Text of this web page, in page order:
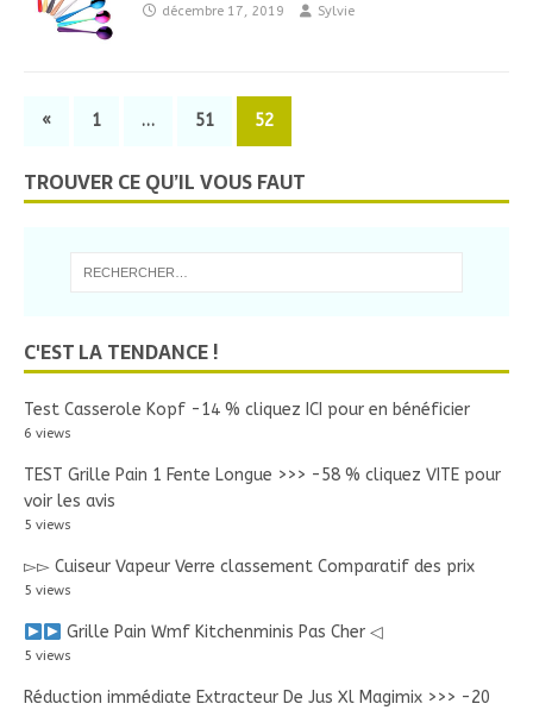
décembre 17, 2019 Sylvie
« 1 … 51 52
TROUVER CE QU’IL VOUS FAUT
C'EST LA TENDANCE !
Test Casserole Kopf -14 % cliquez ICI pour en bénéficier
6 views
TEST Grille Pain 1 Fente Longue >>> -58 % cliquez VITE pour
voir les avis
5 views
▻▻ Cuiseur Vapeur Verre classement Comparatif des prix
5 views
Grille Pain Wmf Kitchenminis Pas Cher ◁
5 views
Réduction immédiate Extracteur De Jus Xl Magimix >>> -20